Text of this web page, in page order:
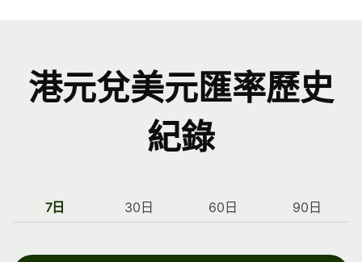
港元兌美元匯率歷史
紀錄
7日 30日 60日 90日